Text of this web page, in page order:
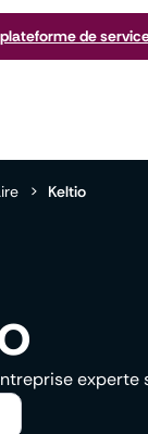
de
> Keltio
experte